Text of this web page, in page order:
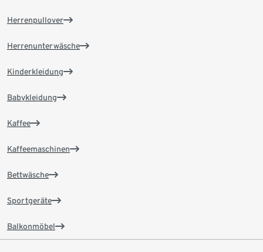
Herrenpullover
Herrenunterwäsche
Kinderkleidung
Babykleidung
Kaffee
Kaffeemaschinen
Bettwäsche
Sportgeräte
Balkonmöbel